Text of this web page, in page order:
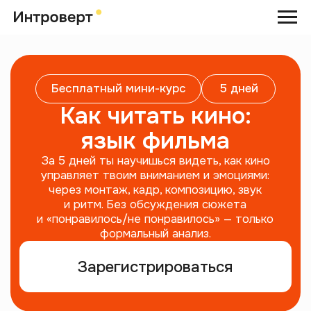
Как читать кино:
язык фильма
За 5 дней ты научишься видеть, как кино
управляет твоим вниманием и эмоциями:
через монтаж, кадр, композицию, звук
и ритм. Без обсуждения сюжета
и «понравилось/не понравилось» — только
формальный анализ.
Зарегистрироваться